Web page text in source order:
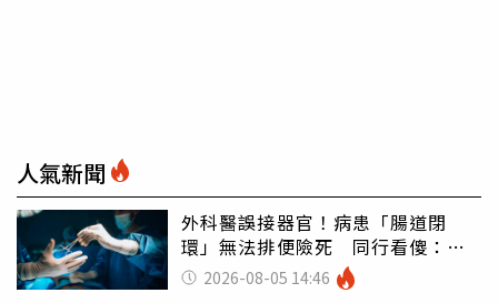
人氣新聞
外科醫誤接器官！病患「腸道閉
環」無法排便險死 同行看傻：糟
糕至極
2026-08-05 14:46